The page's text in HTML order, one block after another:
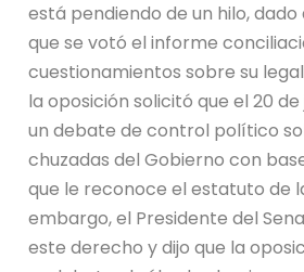
está pendiendo de un hilo, dado
que se votó el informe
cuestionamientos sobre su
la oposición solicitó que el 20
un debate de control político
chuzadas del Gobierno con
que le reconoce el estatuto de
embargo, el Presidente del
este derecho y dijo que la